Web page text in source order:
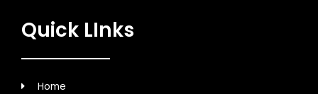
Quick LInks
Home